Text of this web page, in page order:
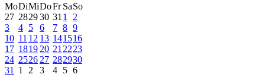
MoDiMiDoFr SaSo
27 282930 31 1
2
3
4 5 6 7 8 9
10 11 12 13 141516
17 1819 20 21 2223
24 2526 27 282930
31
1 2 3 4 5 6